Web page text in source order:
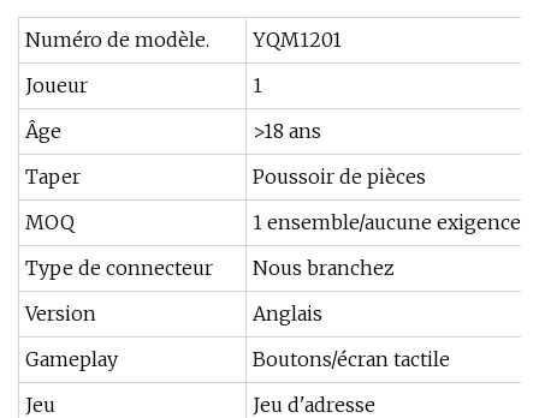
Numéro de modèle.
YQM1201
Joueur
1
Âge
>18 ans
Taper
Poussoir de pièces
MOQ
1 ensemble/aucune exigence
Type de connecteur
Nous branchez
Version
Anglais
Gameplay
Boutons/écran tactile
Jeu
Jeu d'adresse